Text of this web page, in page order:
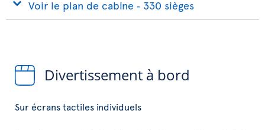
Voir le plan de cabine ‐ 330 sièges
Divertissement à bord
Sur écrans tactiles individuels